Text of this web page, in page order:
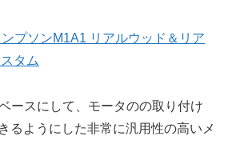
プソンM1A1 リアルウッド＆リア
タム
ースにして、モータのの取り付け
るようにした非常に汎用性の高いメ